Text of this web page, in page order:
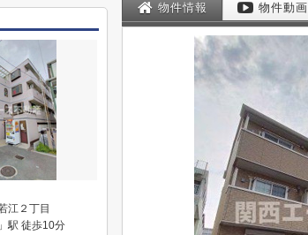
物件情報 物件動画
江２丁目
駅 徒歩10分